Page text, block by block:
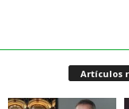
Artículos